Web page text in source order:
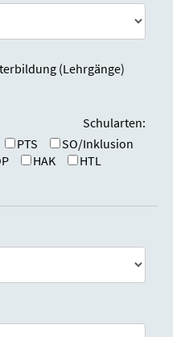
(Lehrgänge)
Schularten:
PTS
SO/Inklusion
HAK
HTL